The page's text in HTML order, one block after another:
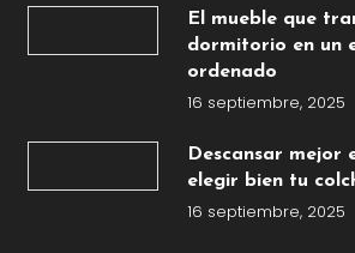
El mueble que
dormitorio en un
ordenado
16 septiembre, 2025
Descansar mejor
elegir bien tu
16 septiembre, 2025